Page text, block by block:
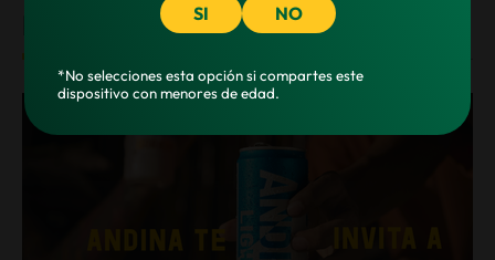
SI NO
*No selecciones esta opción si compartes este
dispositivo con menores de edad.